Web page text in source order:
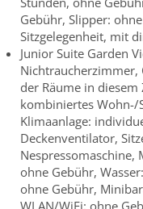
Gebühr, Slipper:
Sitzgelegenheit, mit
Junior Suite Garden
Nichtraucherzimmer,
der Räume in
kombiniertes Wohn-/
Klimaanlage:
Deckenventilator,
Nespressomaschine,
ohne Gebühr,
ohne Gebühr,
WLAN/WiFi: ohne